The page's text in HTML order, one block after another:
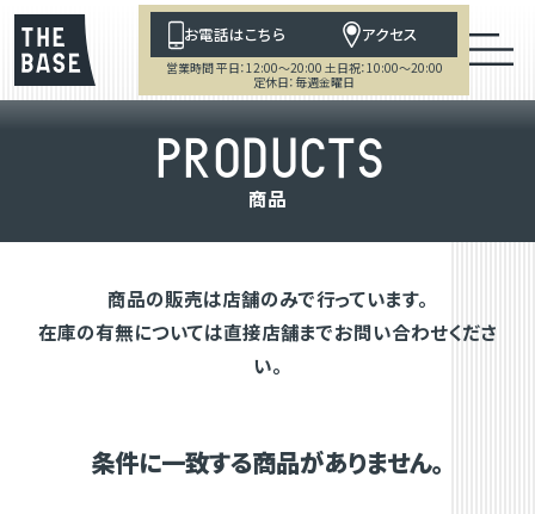
お電話はこちら アクセス
営業時間 平日：12:00～20:00 土日祝：10:00～20:00
定休日：毎週金曜日
PRODUCTS
商品
商品の販売は店舗のみで行っています。
在庫の有無については直接店舗までお問い合わせくださ
い。
条件に一致する商品がありません。